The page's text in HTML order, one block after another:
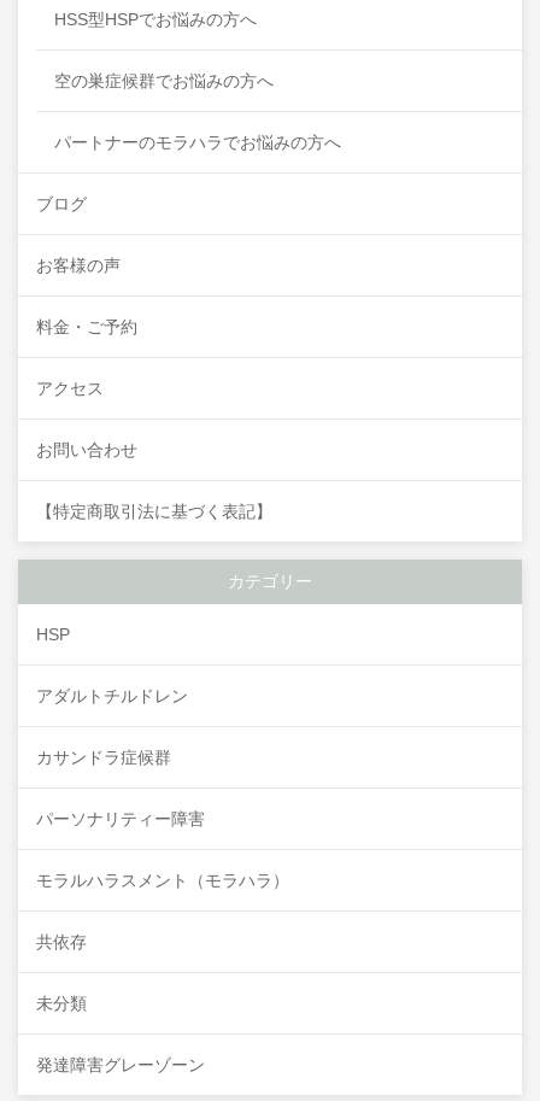
HSS型HSPでお悩みの方へ
空の巣症候群でお悩みの方へ
パートナーのモラハラでお悩みの方へ
ブログ
お客様の声
料金・ご予約
アクセス
お問い合わせ
【特定商取引法に基づく表記】
カテゴリー
HSP
アダルトチルドレン
カサンドラ症候群
パーソナリティー障害
モラルハラスメント（モラハラ）
共依存
未分類
発達障害グレーゾーン